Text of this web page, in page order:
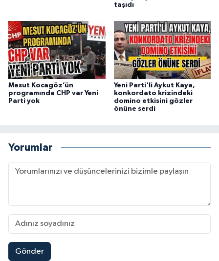
taşıdı
Mesut Kocagöz’ün
programında CHP var Yeni
Parti yok
Yeni Parti'li Aykut Kaya,
konkordato krizindeki
domino etkisini gözler
önüne serdi
Yorumlar
Gönder